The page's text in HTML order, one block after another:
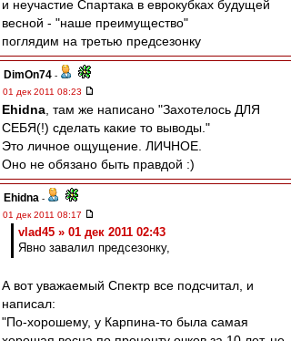
и неучастие Спартака в еврокубках будущей
весной - "наше преимущество"
поглядим на третью предсезонку
DimOn74 -
01 дек 2011 08:23
Ehidna , там же написано "Захотелось ДЛЯ
СЕБЯ(!) сделать какие то выводы."
Это личное ощущение. ЛИЧНОЕ.
Оно не обязано быть правдой :)
Ehidna -
01 дек 2011 08:17
vlad45 » 01 дек 2011 02:43
Явно завалил предсезонку,
А вот уважаемый Спектр все подсчитал, и
написал:
"По-хорошему, у Карпина-то была самая